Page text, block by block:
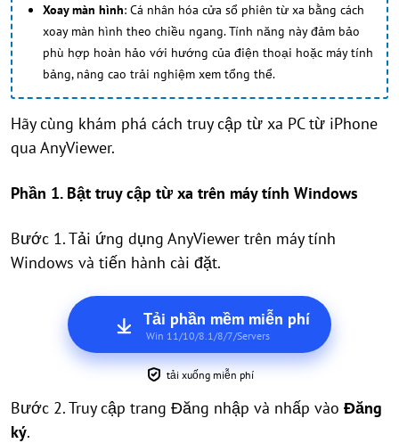
Xoay màn hình: Cá nhân hóa cửa sổ phiên từ xa bằng cách
xoay màn hình theo chiều ngang. Tính năng này đảm bảo
phù hợp hoàn hảo với hướng của điện thoại hoặc máy tính
bảng, nâng cao trải nghiệm xem tổng thể.
Hãy cùng khám phá cách truy cập từ xa PC từ iPhone
qua AnyViewer.
Phần 1. Bật truy cập từ xa trên máy tính Windows
Bước 1. Tải ứng dụng AnyViewer trên máy tính
Windows và tiến hành cài đặt.
Tải phần mềm miễn phí
Win 11/10/8.1/8/7/Servers
tải xuống miễn phí
Bước 2. Truy cập trang Đăng nhập và nhấp vào Đăng
ký.